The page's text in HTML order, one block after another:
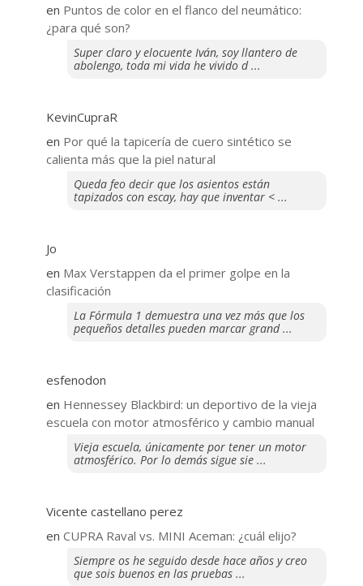
en Puntos de color en el flanco del neumático:
¿para qué son?
Super claro y elocuente Iván, soy llantero de
abolengo, toda mi vida he vivido d ...
KevinCupraR
en Por qué la tapicería de cuero sintético se
calienta más que la piel natural
Queda feo decir que los asientos están
tapizados con escay, hay que inventar < ...
Jo
en Max Verstappen da el primer golpe en la
clasificación
La Fórmula 1 demuestra una vez más que los
pequeños detalles pueden marcar grand ...
esfenodon
en Hennessey Blackbird: un deportivo de la vieja
escuela con motor atmosférico y cambio manual
Vieja escuela, únicamente por tener un motor
atmosférico. Por lo demás sigue sie ...
Vicente castellano perez
en CUPRA Raval vs. MINI Aceman: ¿cuál elijo?
Siempre os he seguido desde hace años y creo
que sois buenos en las pruebas ...